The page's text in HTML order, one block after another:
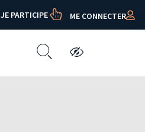
JE PARTICIPE ME CONNECTER